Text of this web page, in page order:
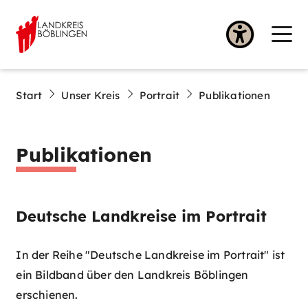
Start Unser Kreis Portrait Publikationen
Publikationen
Deutsche Landkreise im Portrait
In der Reihe "Deutsche Landkreise im Portrait" ist
ein Bildband über den Landkreis Böblingen
erschienen.